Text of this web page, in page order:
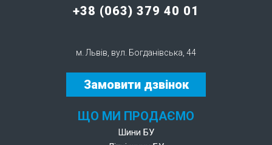
+38 (063) 379 40 01
м. Львів, вул. Богданівська, 44
Замовити дзвінок
ЩО МИ ПРОДАЄМО
Шини БУ